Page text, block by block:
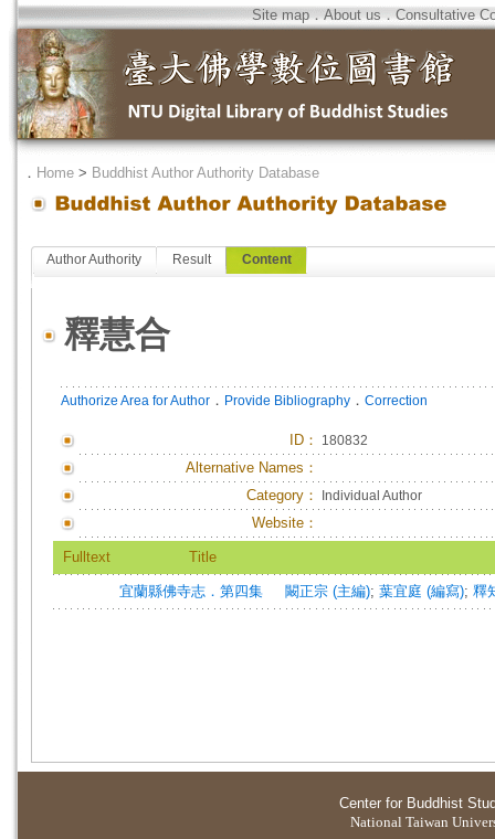
Site map．About us．Consultative
． Home > Buddhist Author Authority Database
Author Authority Result Content
釋慧合
Authorize Area for Author ． Provide Bibliography ． Correction
ID ： 180832
Alternative Names：
Category：
Individual Author
Website：
Fulltext Title
宜蘭縣佛寺志．第四集 闞正宗 (主編); 葉宜庭 (編寫); 釋
Center for Buddhist
National Taiwan